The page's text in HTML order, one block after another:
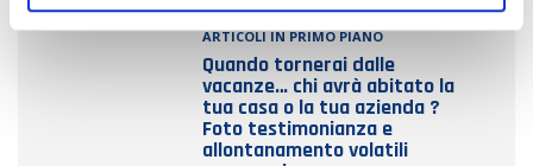
ARTICOLI IN PRIMO PIANO
Quando tornerai dalle
vacanze… chi avrà abitato la
tua casa o la tua azienda ?
Foto testimonianza e
allontanamento volatili